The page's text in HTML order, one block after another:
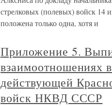
стрелковых (полевых) войск 14
положена только одна, хотя и
Приложение 5.
взаимоотношениях
действующей
войск НКВД СССР